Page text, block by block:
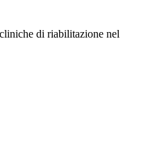
di riabilitazione nel